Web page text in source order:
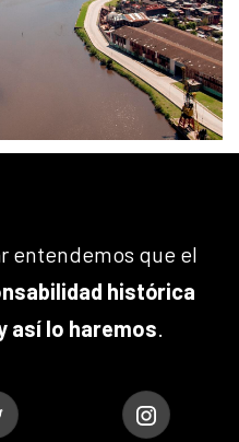
entendemos que el
histórica
así lo haremos.